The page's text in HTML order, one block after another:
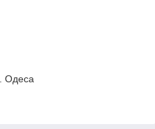
Одеса